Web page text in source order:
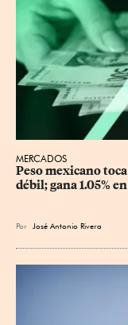
MERCADOS
Peso mexicano
débil; gana 1.05%
Por José Antonio Rivera